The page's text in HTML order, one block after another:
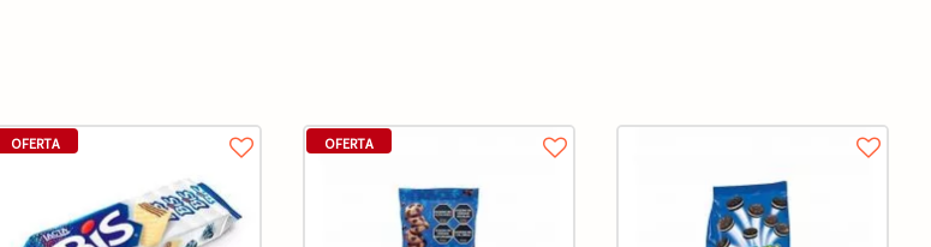
OFERTA OFERTA